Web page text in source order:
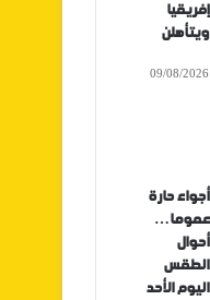
إفريقيا
ويتأهلن
09/08/2026
أجواء حارة
عموما…
أحوال
الطقس
اليوم الأحد